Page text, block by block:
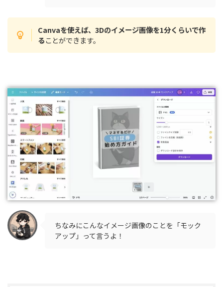
Canvaを使えば、3Dのイメージ画像を1分くらいで作
ることができます。
ちなみにこんなイメージ画像のことを「モック
アップ」って言うよ！